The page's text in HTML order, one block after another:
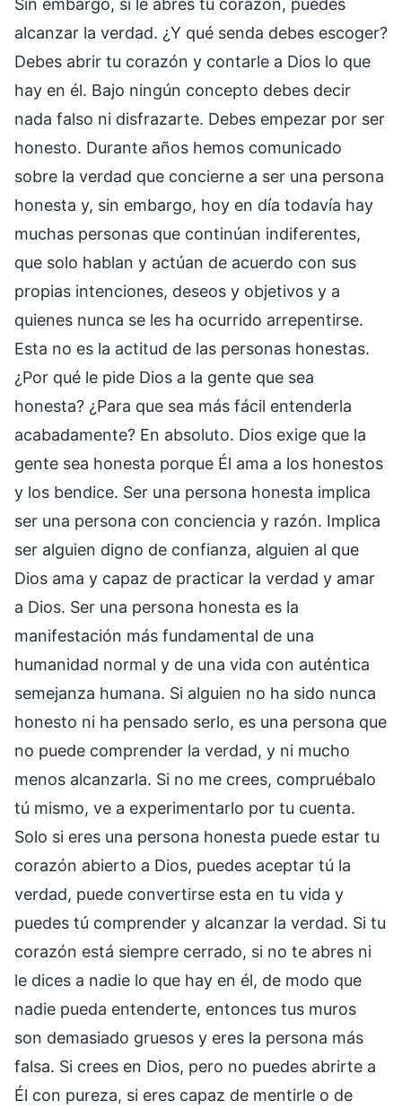
alcanzar la verdad. ¿Y qué senda debes escoger?
Debes abrir tu corazón y contarle a Dios lo que
hay en él. Bajo ningún concepto debes decir
nada falso ni disfrazarte. Debes empezar por ser
honesto. Durante años hemos comunicado
sobre la verdad que concierne a ser una persona
honesta y, sin embargo, hoy en día todavía hay
muchas personas que continúan indiferentes,
que solo hablan y actúan de acuerdo con sus
propias intenciones, deseos y objetivos y a
quienes nunca se les ha ocurrido arrepentirse.
Esta no es la actitud de las personas honestas.
¿Por qué le pide Dios a la gente que sea
honesta? ¿Para que sea más fácil entenderla
acabadamente? En absoluto. Dios exige que la
gente sea honesta porque Él ama a los honestos
y los bendice. Ser una persona honesta implica
ser una persona con conciencia y razón. Implica
ser alguien digno de confianza, alguien al que
Dios ama y capaz de practicar la verdad y amar
a Dios. Ser una persona honesta es la
manifestación más fundamental de una
humanidad normal y de una vida con auténtica
semejanza humana. Si alguien no ha sido nunca
honesto ni ha pensado serlo, es una persona que
no puede comprender la verdad, y ni mucho
menos alcanzarla. Si no me crees, compruébalo
tú mismo, ve a experimentarlo por tu cuenta.
Solo si eres una persona honesta puede estar tu
corazón abierto a Dios, puedes aceptar tú la
verdad, puede convertirse esta en tu vida y
puedes tú comprender y alcanzar la verdad. Si tu
corazón está siempre cerrado, si no te abres ni
le dices a nadie lo que hay en él, de modo que
nadie pueda entenderte, entonces tus muros
son demasiado gruesos y eres la persona más
falsa. Si crees en Dios, pero no puedes abrirte a
Él con pureza, si eres capaz de mentirle o de